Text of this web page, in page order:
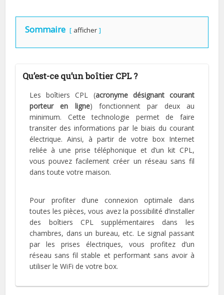
Sommaire afficher
Qu’est-ce qu’un boîtier CPL ?
Les boîtiers CPL (acronyme désignant courant
porteur en ligne) fonctionnent par deux au
minimum. Cette technologie permet de faire
transiter des informations par le biais du courant
électrique. Ainsi, à partir de votre box Internet
reliée à une prise téléphonique et d’un kit CPL,
vous pouvez facilement créer un réseau sans fil
dans toute votre maison.
Pour profiter d’une connexion optimale dans
toutes les pièces, vous avez la possibilité d’installer
des boîtiers CPL supplémentaires dans les
chambres, dans un bureau, etc. Le signal passant
par les prises électriques, vous profitez d’un
réseau sans fil stable et performant sans avoir à
utiliser le WiFi de votre box.